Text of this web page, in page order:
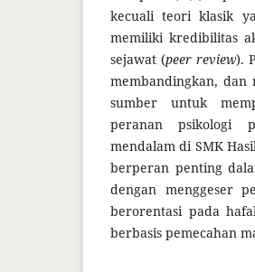
kecuali teori klasik
memiliki kredibilitas
sejawat (peer review).
membandingkan, dan
sumber untuk
peranan psikologi
mendalam di SMK
berperan penting
dengan menggeser
berorentasi pada
berbasis pemecahan